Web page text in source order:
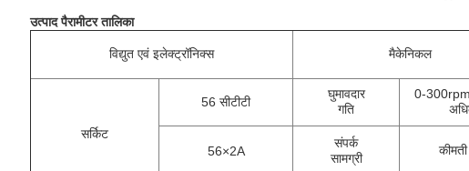
उत्पाद पैरामीटर तालिका
विद्युत एवं इलेक्ट्रॉनिक्स मैकेनिकल
सर्किट
56 सीटीटी
घुमावदार
गति
0-
56×2A
संपर्क
सामग्री